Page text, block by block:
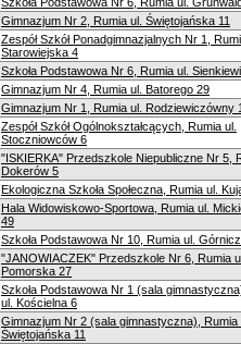
Gimnazjum Nr 2, Rumia ul. Świętojańska 11
Zespół Szkół Ponadgimnazjalnych Nr 1,
Starowiejska 4
Szkoła Podstawowa Nr 6, Rumia ul.
Gimnazjum Nr 4, Rumia ul. Batorego 29
Gimnazjum Nr 1, Rumia ul. Rodziewiczówny
Zespół Szkół Ogólnokształcących, Rumia ul.
Stoczniowców 6
"ISKIERKA" Przedszkole Niepubliczne Nr 5,
Dokerów 5
Ekologiczna Szkoła Społeczna, Rumia ul.
Hala Widowiskowo-Sportowa, Rumia ul.
49
Szkoła Podstawowa Nr 10, Rumia ul.
"JANOWIACZEK" Przedszkole Nr 6, Rumia
Pomorska 27
Szkoła Podstawowa Nr 1 (sala
ul. Kościelna 6
Gimnazjum Nr 2 (sala gimnastyczna), Rumia
Świętojańska 11